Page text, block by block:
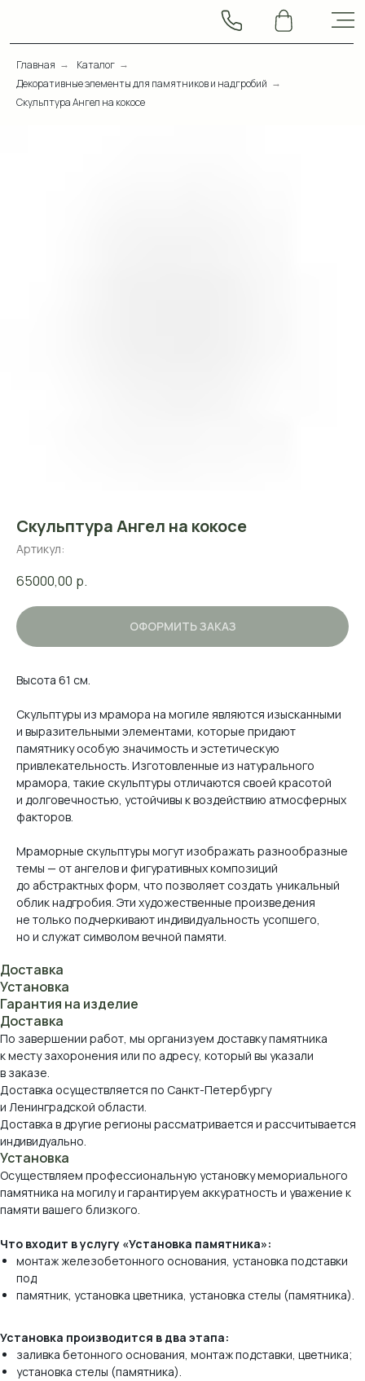
Главная → Каталог →
Декоративные элементы для памятников и надгробий →
Скульптура Ангел на кокосе
Скульптура Ангел на кокосе
Артикул:
65000,00 р.
ОФОРМИТЬ ЗАКАЗ
Высота 61 см.
Скульптуры из мрамора на могиле являются изысканными
и выразительными элементами, которые придают
памятнику особую значимость и эстетическую
привлекательность. Изготовленные из натурального
мрамора, такие скульптуры отличаются своей красотой
и долговечностью, устойчивы к воздействию атмосферных
факторов.
Мраморные скульптуры могут изображать разнообразные
темы — от ангелов и фигуративных композиций
до абстрактных форм, что позволяет создать уникальный
облик надгробия. Эти художественные произведения
не только подчеркивают индивидуальность усопшего,
но и служат символом вечной памяти.
Доставка
Установка
Гарантия на изделие
Доставка
По завершении работ, мы организуем доставку памятника
к месту захоронения или по адресу, который вы указали
в заказе.
Доставка осуществляется по Санкт-Петербургу
и Ленинградской области.
Доставка в другие регионы рассматривается и рассчитывается
индивидуально.
Установка
Осуществляем профессиональную установку мемориального
памятника на могилу и гарантируем аккуратность и уважение к
памяти вашего близкого.
Что входит в услугу «Установка памятника»:
монтаж железобетонного основания, установка подставки
под
памятник, установка цветника, установка стелы (памятника).
Установка производится в два этапа:
заливка бетонного основания, монтаж подставки, цветника;
установка стелы (памятника).
мы используем
*оттенок и рисунок камня на вашем экране